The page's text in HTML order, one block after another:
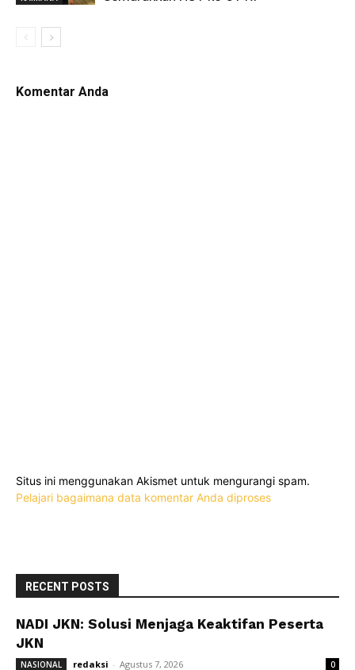
Komentar Anda
Situs ini menggunakan Akismet untuk mengurangi spam.
Pelajari bagaimana data komentar Anda diproses
RECENT POSTS
NADI JKN: Solusi Menjaga Keaktifan Peserta
JKN
NASIONAL redaksi - Agustus 7, 2026 0